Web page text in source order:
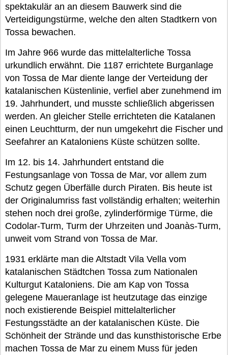
spektakulär an an diesem Bauwerk sind die
Verteidigungstürme, welche den alten Stadtkern von
Tossa bewachen.
Im Jahre 966 wurde das mittelalterliche Tossa
urkundlich erwähnt. Die 1187 errichtete Burganlage
von Tossa de Mar diente lange der Verteidung der
katalanischen Küstenlinie, verfiel aber zunehmend im
19. Jahrhundert, und musste schließlich abgerissen
werden. An gleicher Stelle errichteten die Katalanen
einen Leuchtturm, der nun umgekehrt die Fischer und
Seefahrer an Kataloniens Küste schützen sollte.
Im 12. bis 14. Jahrhundert entstand die
Festungsanlage von Tossa de Mar, vor allem zum
Schutz gegen Überfälle durch Piraten. Bis heute ist
der Originalumriss fast vollständig erhalten; weiterhin
stehen noch drei große, zylinderförmige Türme, die
Codolar-Turm, Turm der Uhrzeiten und Joanàs-Turm,
unweit vom Strand von Tossa de Mar.
1931 erklärte man die Altstadt Vila Vella vom
katalanischen Städtchen Tossa zum Nationalen
Kulturgut Kataloniens. Die am Kap von Tossa
gelegene Maueranlage ist heutzutage das einzige
noch existierende Beispiel mittelalterlicher
Festungsstädte an der katalanischen Küste. Die
Schönheit der Strände und das kunsthistorische Erbe
machen Tossa de Mar zu einem Muss für jeden